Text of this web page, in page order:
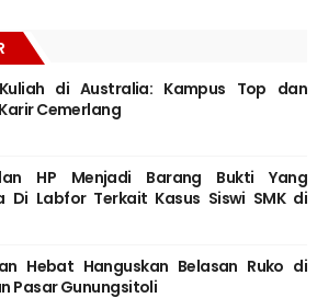
di Australia: Kampus Top dan
Cemerlang
HP Menjadi Barang Bukti Yang
Di Labfor Terkait Kasus Siswi SMK di
Hebat Hanguskan Belasan Ruko di
Pasar Gunungsitoli